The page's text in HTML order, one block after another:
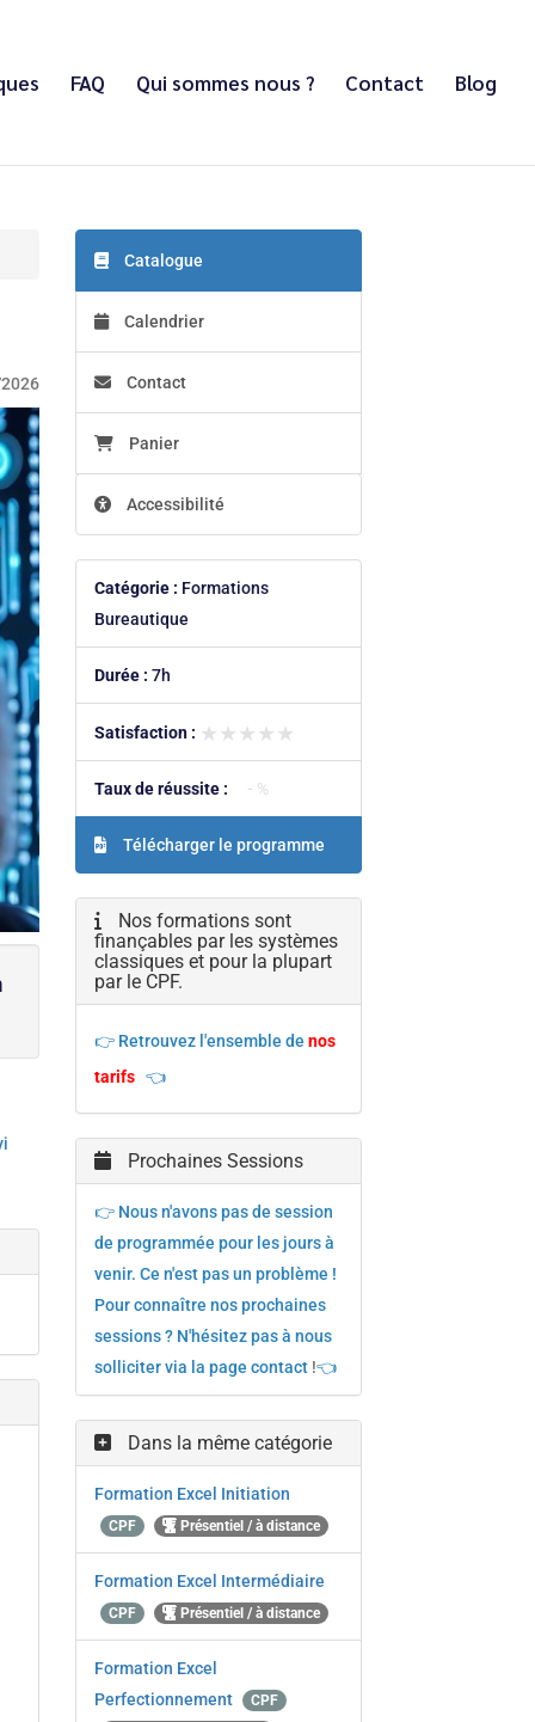
FAQ Qui sommes nous ? Contact Blog
Catalogue
Calendrier
Contact
Panier
Accessibilité
Catégorie : Formations
Bureautique
Durée : 7h
Satisfaction : ★★★★★
★★★★★
Taux de réussite : - %
Télécharger le programme
Nos formations sont
finançables par les systèmes
classiques et pour la plupart
par le CPF.
👉 Retrouvez l'ensemble de nos
tarifs 👈
Prochaines Sessions
👉 Nous n'avons pas de session
de programmée pour les jours à
venir. Ce n'est pas un problème !
Pour connaître nos prochaines
sessions ? N'hésitez pas à nous
solliciter via la page contact !👈
Dans la même catégorie
Formation Excel Initiation
CPF Présentiel / à distance
Formation Excel Intermédiaire
CPF Présentiel / à distance
Formation Excel
Perfectionnement
CPF